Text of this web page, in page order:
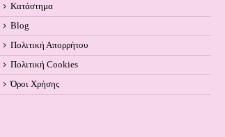
Κατάστημα
Blog
Πολιτική Απορρήτου
Πολιτική Cookies
Όροι Xρήσης